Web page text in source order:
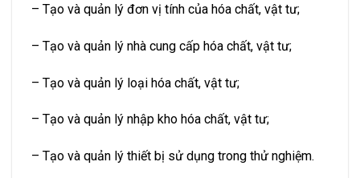
– Tạo và quản lý đơn vị tính của hóa chất, vật tư;
– Tạo và quản lý nhà cung cấp hóa chất, vật tư;
– Tạo và quản lý loại hóa chất, vật tư;
– Tạo và quản lý nhập kho hóa chất, vật tư;
– Tạo và quản lý thiết bị sử dụng trong thử nghiệm.